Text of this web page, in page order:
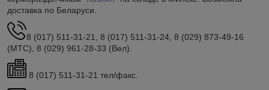
доставка по Беларуси.
8 (017) 511-31-21, 8 (017) 511-31-24, 8 (029) 873-49-16
(МТС), 8 (029) 961-28-33 (Вел).
8 (017) 511-31-21 тел/факс.